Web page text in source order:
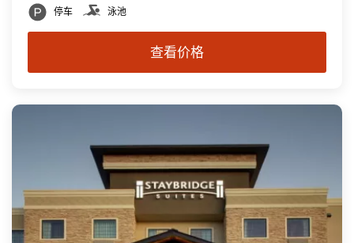
停车 泳池
查看价格